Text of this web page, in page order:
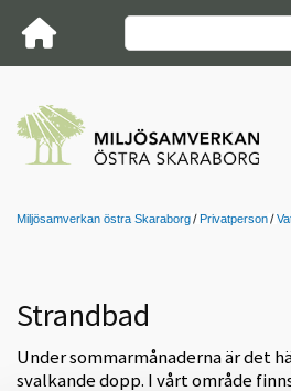
Miljösamverkan östra Skaraborg Privatperson
Strandbad
Under sommarmånaderna är det
svalkande dopp. I vårt område